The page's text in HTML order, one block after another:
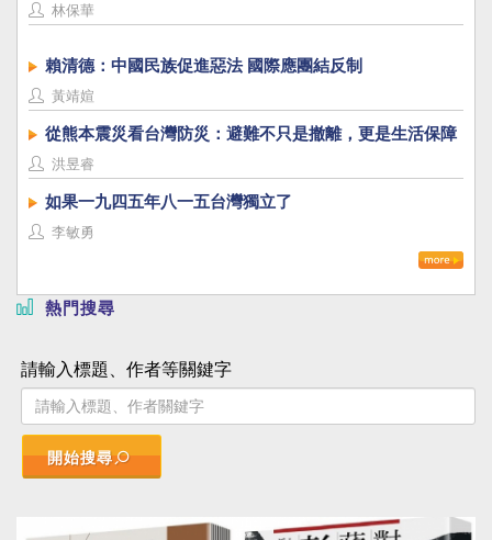
林保華
賴清德：中國民族促進惡法 國際應團結反制
黃靖媗
從熊本震災看台灣防災：避難不只是撤離，更是生活保障
洪昱睿
如果一九四五年八一五台灣獨立了
李敏勇
熱門搜尋
請輸入標題、作者等關鍵字
開始搜尋